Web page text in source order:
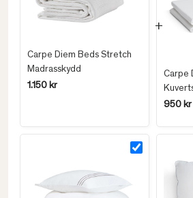
Carpe Diem Beds Stretch
Madrasskydd
1.150 kr
Carpe
950 kr